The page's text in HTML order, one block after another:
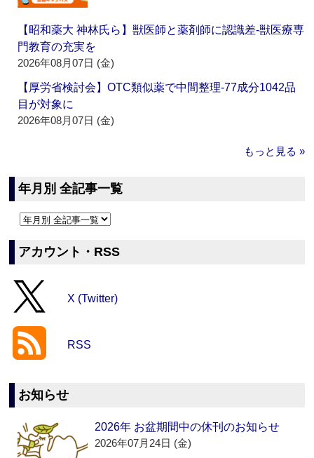
【昭和薬大 神林氏ら】獣医師と薬剤師に認識差‐獣医療専
門教育の充実を
2026年08月07日 (金)
【厚労省検討会】OTC類似薬で中間整理‐77成分1042品
目が対象に
2026年08月07日 (金)
もっと見る »
年月別 全記事一覧
アカウント・RSS
X (Twitter)
RSS
お知らせ
2026年 お盆期間中の休刊のお知らせ
2026年07月24日 (金)